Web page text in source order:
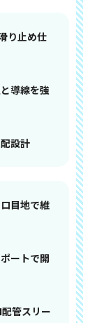
り止め仕
導線を強
設計
目地で維
ートで開
管スリー